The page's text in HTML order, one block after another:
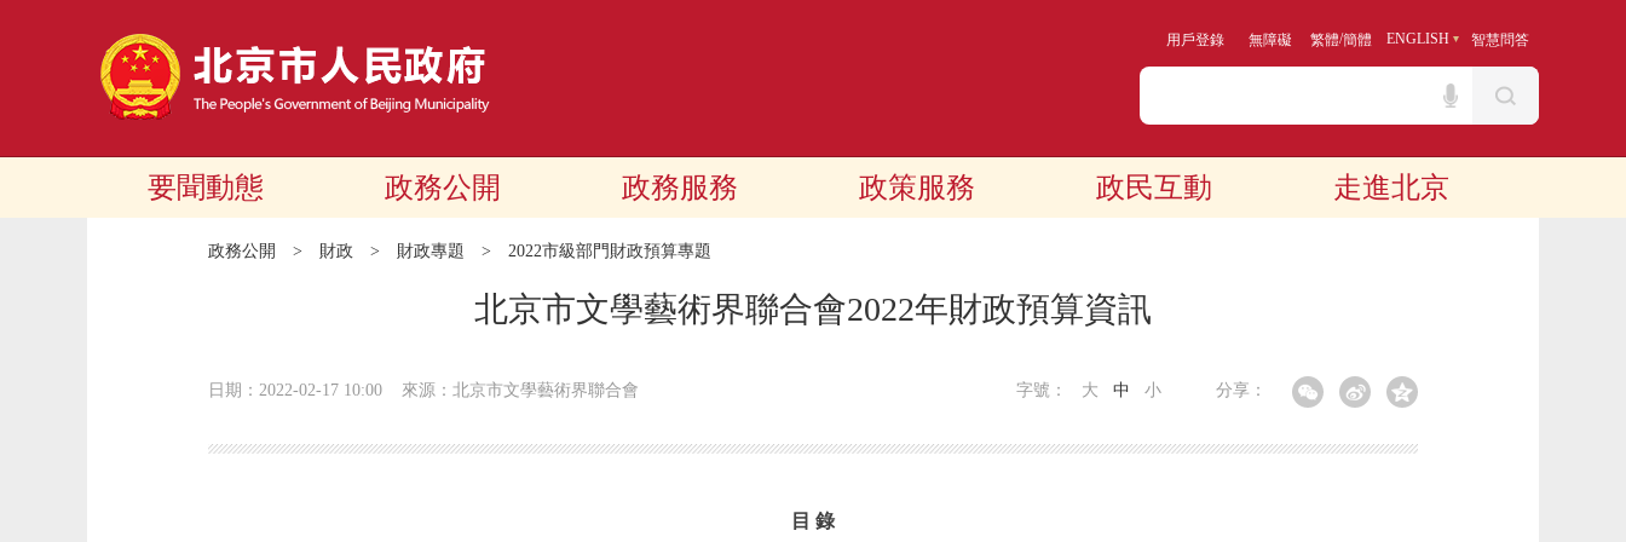
用戶登錄 無障礙 繁體/簡體 ENGLISH 智慧問答
要聞動態 政務公開 政務服務 政策服務 政民互動 走進北京
政務公開 > 財政 > 財政專題 > 2022市級部門財政預算專題
北京市文學藝術界聯合會2022年財政預算資訊
日期：2022-02-17 10:00 來源：北京市文學藝術界聯合會 分享：
字號： 大 中 小
目 錄